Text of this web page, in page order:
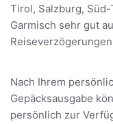
Tirol, Salzburg,
Garmisch sehr gut
Nach Ihrem
Gepäcksausgabe
persönlich zur